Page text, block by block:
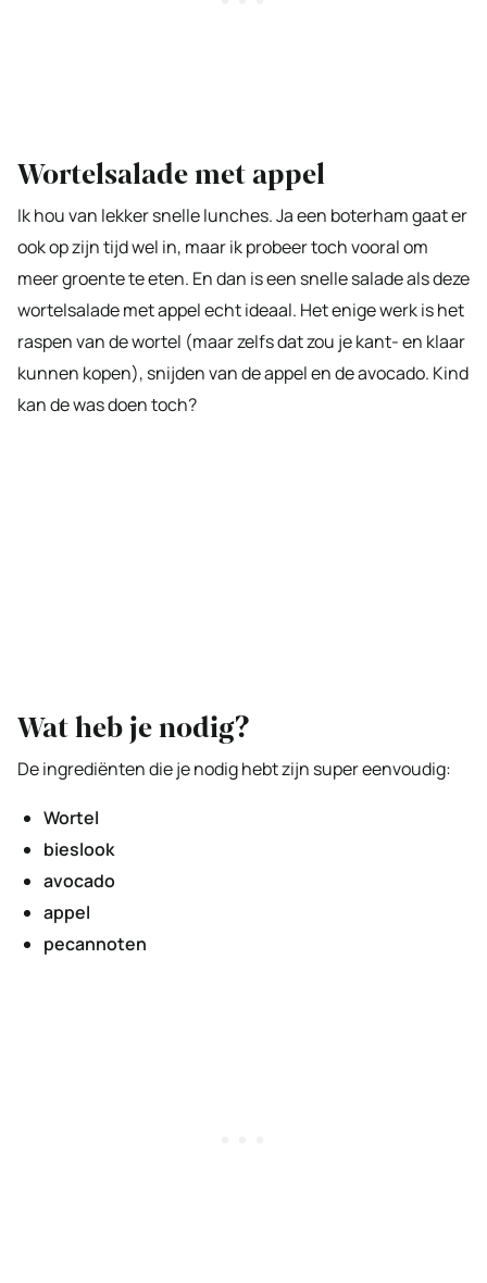
Wortelsalade met appel
Ik hou van lekker snelle lunches. Ja een boterham gaat er
ook op zijn tijd wel in, maar ik probeer toch vooral om
meer groente te eten. En dan is een snelle salade als deze
wortelsalade met appel echt ideaal. Het enige werk is het
raspen van de wortel (maar zelfs dat zou je kant- en klaar
kunnen kopen), snijden van de appel en de avocado. Kind
kan de was doen toch?
Wat heb je nodig?
De ingrediënten die je nodig hebt zijn super eenvoudig:
Wortel
bieslook
avocado
appel
pecannoten